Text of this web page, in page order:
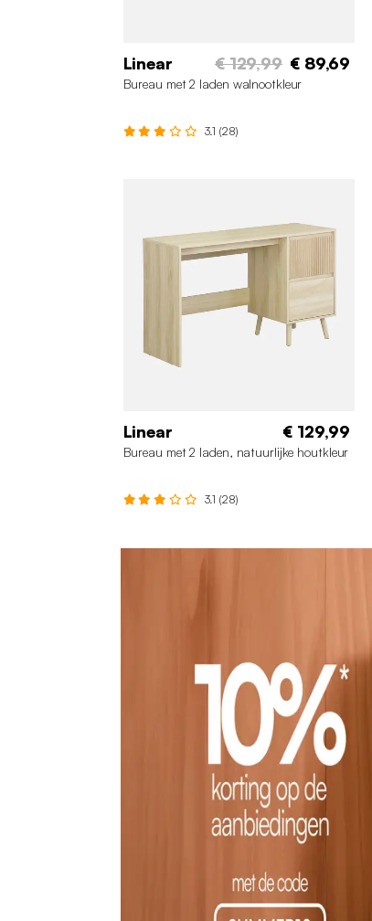
Linear € 129,99 € 89,69
Bureau met 2 laden walnootkleur
3.1 (28)
Linear € 129,99
Bureau met 2 laden, natuurlijke houtkleur
3.1 (28)